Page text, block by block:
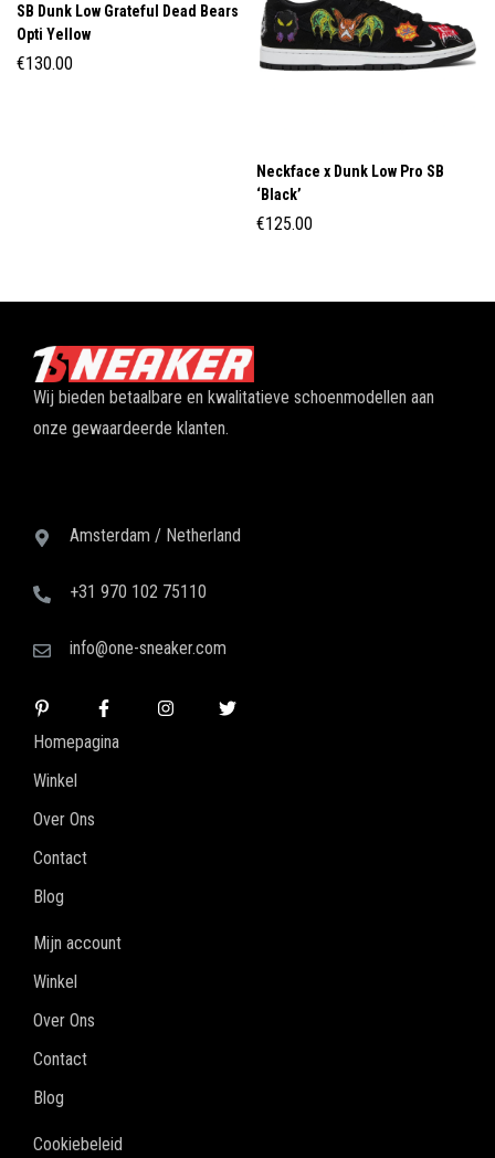
SB Dunk Low Grateful Dead Bears
Opti Yellow
€130.00
Neckface x Dunk Low Pro SB
‘Black’
€125.00
Wij bieden betaalbare en kwalitatieve schoenmodellen aan
onze gewaardeerde klanten.
Amsterdam / Netherland
+31 970 102 75110
info@one-sneaker.com
Homepagina
Winkel
Over Ons
Contact
Blog
Mijn account
Winkel
Over Ons
Contact
Blog
Cookiebeleid